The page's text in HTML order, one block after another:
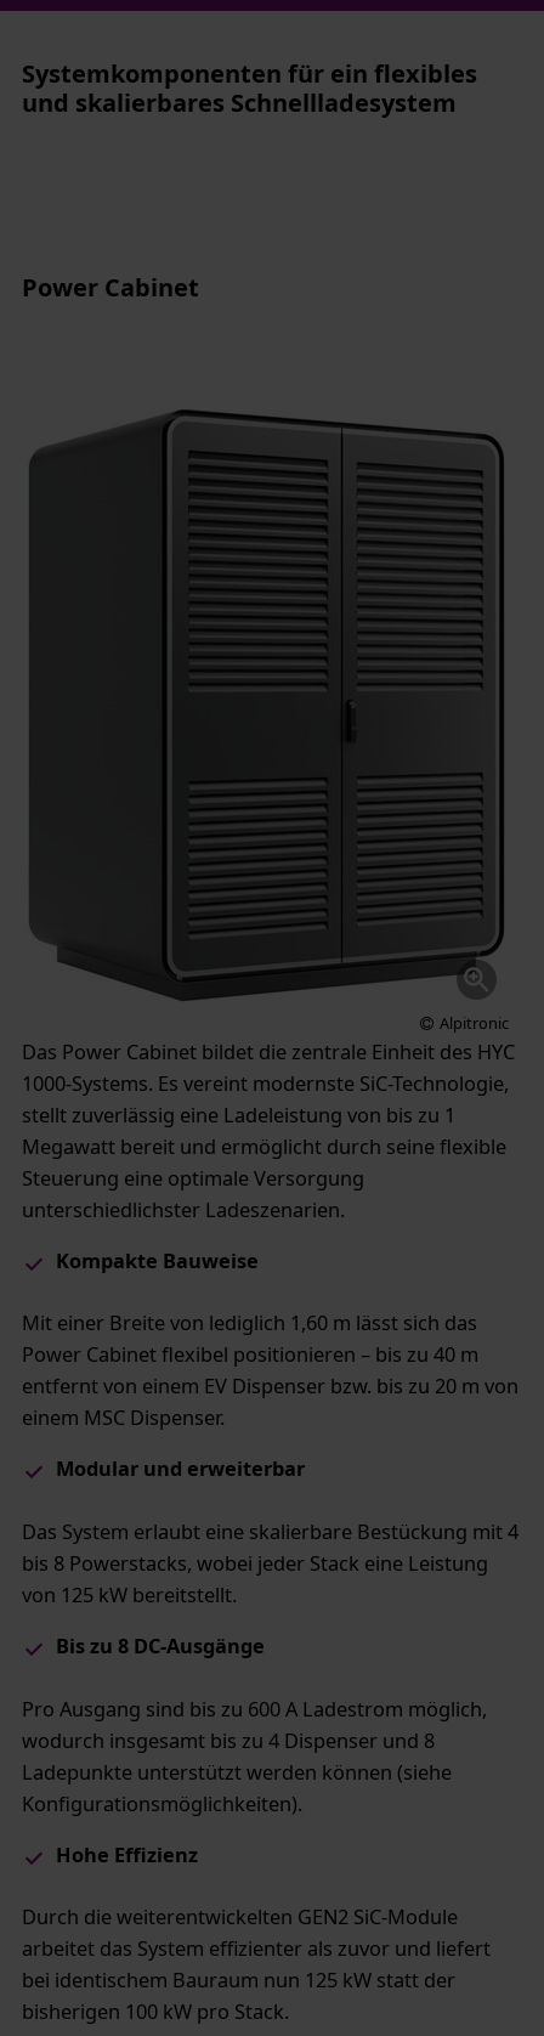
Systemkomponenten für ein flexibles
und skalierbares Schnellladesystem
Power Cabinet
Alpitronic
Das Power Cabinet bildet die zentrale Einheit des HYC
1000-Systems. Es vereint modernste SiC-Technologie,
stellt zuverlässig eine Ladeleistung von bis zu 1
Megawatt bereit und ermöglicht durch seine flexible
Steuerung eine optimale Versorgung
unterschiedlichster Ladeszenarien.
Kompakte Bauweise
Mit einer Breite von lediglich 1,60 m lässt sich das
Power Cabinet flexibel positionieren – bis zu 40 m
entfernt von einem EV Dispenser bzw. bis zu 20 m von
einem MSC Dispenser.
Modular und erweiterbar
Das System erlaubt eine skalierbare Bestückung mit 4
bis 8 Powerstacks, wobei jeder Stack eine Leistung
von 125 kW bereitstellt.
Bis zu 8 DC-Ausgänge
Pro Ausgang sind bis zu 600 A Ladestrom möglich,
wodurch insgesamt bis zu 4 Dispenser und 8
Ladepunkte unterstützt werden können (siehe
Konfigurationsmöglichkeiten).
Hohe Effizienz​
Durch die weiterentwickelten GEN2 SiC-Module
arbeitet das System effizienter als zuvor und liefert
bei identischem Bauraum nun 125 kW statt der
bisherigen 100 kW pro Stack.